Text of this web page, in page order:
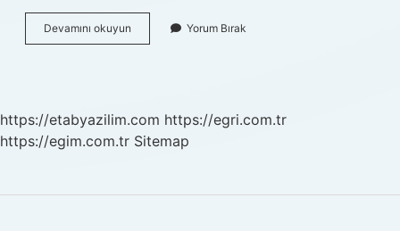
Devamını okuyun
Sağlığını
Yorum Bırak
https://etabyazilim.com https://egri.com.tr
https://egim.com.tr Sitemap